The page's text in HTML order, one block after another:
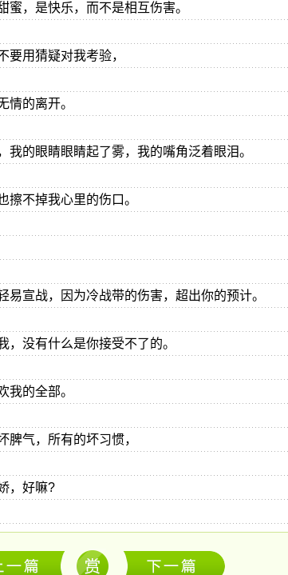
蜜，是快乐，而不是相互伤害。
要用猜疑对我考验，
情的离开。
我的眼睛眼睛起了雾，我的嘴角泛着眼泪。
擦不掉我心里的伤口。
易宣战，因为冷战带的伤害，超出你的预计。
，没有什么是你接受不了的。
我的全部。
脾气，所有的坏习惯，
，好嘛?